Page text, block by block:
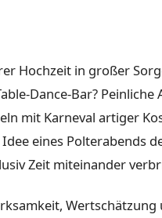
Hochzeit in großer
Dance-Bar?
mit Karneval artiger
eines Polterabends
Zeit miteinander